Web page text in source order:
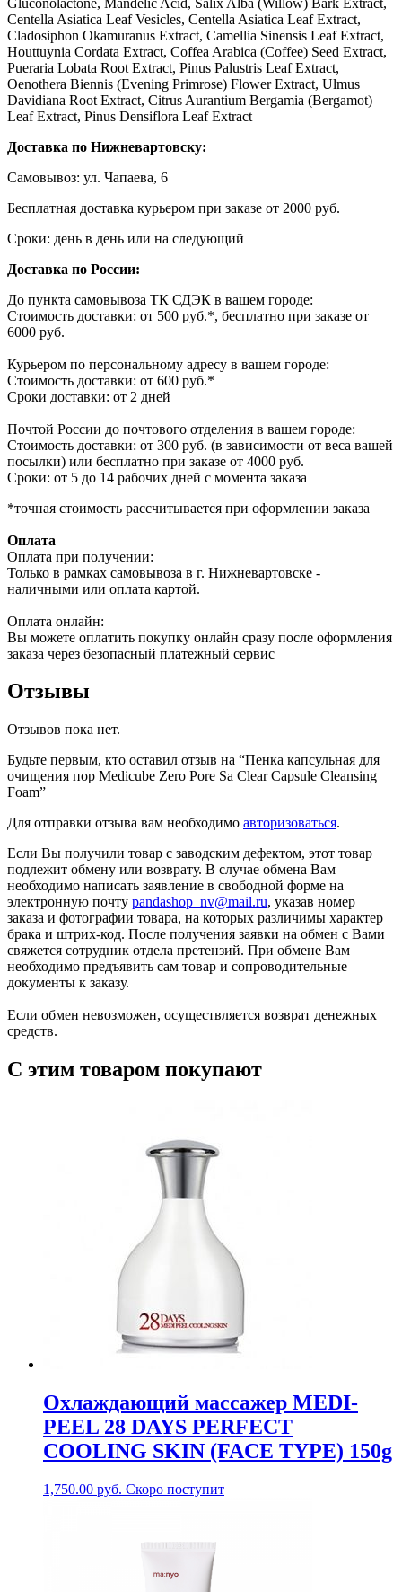
Centella Asiatica Leaf Vesicles, Centella Asiatica Leaf Extract,
Cladosiphon Okamuranus Extract, Camellia Sinensis Leaf Extract,
Houttuynia Cordata Extract, Coffea Arabica (Coffee) Seed Extract,
Pueraria Lobata Root Extract, Pinus Palustris Leaf Extract,
Oenothera Biennis (Evening Primrose) Flower Extract, Ulmus
Davidiana Root Extract, Citrus Aurantium Bergamia (Bergamot)
Leaf Extract, Pinus Densiflora Leaf Extract
Доставка по Нижневартовску:
Самовывоз: ул. Чапаева, 6
Бесплатная доставка курьером при заказе от 2000 руб.
Сроки: день в день или на следующий
Доставка по России:
До пункта самовывоза ТК СДЭК в вашем городе:
Стоимость доставки: от 500 руб.*, бесплатно при заказе от
6000 руб.
Курьером по персональному адресу в вашем городе:
Стоимость доставки: от 600 руб.*
Сроки доставки: от 2 дней
Почтой России до почтового отделения в вашем городе:
Стоимость доставки: от 300 руб. (в зависимости от веса вашей
посылки) или бесплатно при заказе от 4000 руб.
Сроки: от 5 до 14 рабочих дней с момента заказа
*точная стоимость рассчитывается при оформлении заказа
Оплата
Оплата при получении:
Только в рамках самовывоза в г. Нижневартовске -
наличными или оплата картой.
Оплата онлайн:
Вы можете оплатить покупку онлайн сразу после оформления
заказа через безопасный платежный сервис
Отзывы
Отзывов пока нет.
Будьте первым, кто оставил отзыв на “Пенка капсульная для
очищения пор Medicube Zero Pore Sa Clear Capsule Cleansing
Foam”
Для отправки отзыва вам необходимо авторизоваться.
Если Вы получили товар с заводским дефектом, этот товар
подлежит обмену или возврату. В случае обмена Вам
необходимо написать заявление в свободной форме на
электронную почту pandashop_nv@mail.ru, указав номер
заказа и фотографии товара, на которых различимы характер
брака и штрих-код. После получения заявки на обмен с Вами
свяжется сотрудник отдела претензий. При обмене Вам
необходимо предъявить сам товар и сопроводительные
документы к заказу.
Если обмен невозможен, осуществляется возврат денежных
средств.
С этим товаром покупают
Охлаждающий массажер MEDI-
PEEL 28 DAYS PERFECT
COOLING SKIN (FACE TYPE) 150g
1,750.00 руб. Скоро поступит